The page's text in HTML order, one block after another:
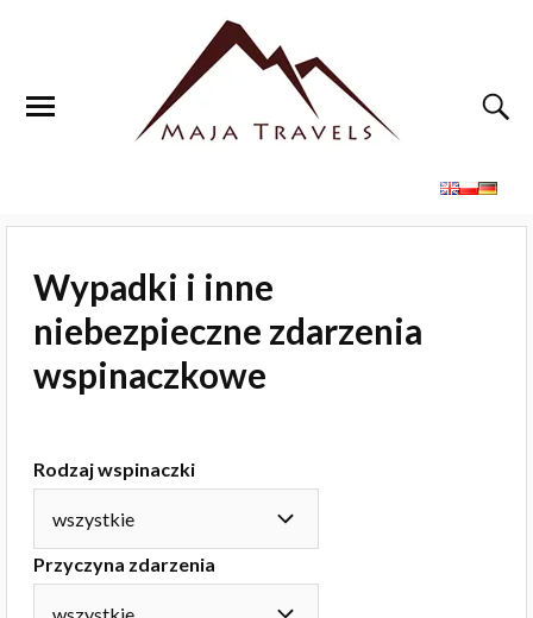
Wypadki i inne
niebezpieczne zdarzenia
wspinaczkowe
Rodzaj wspinaczki
Przyczyna zdarzenia